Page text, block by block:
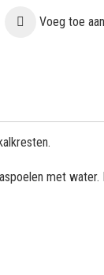
Voeg toe
met